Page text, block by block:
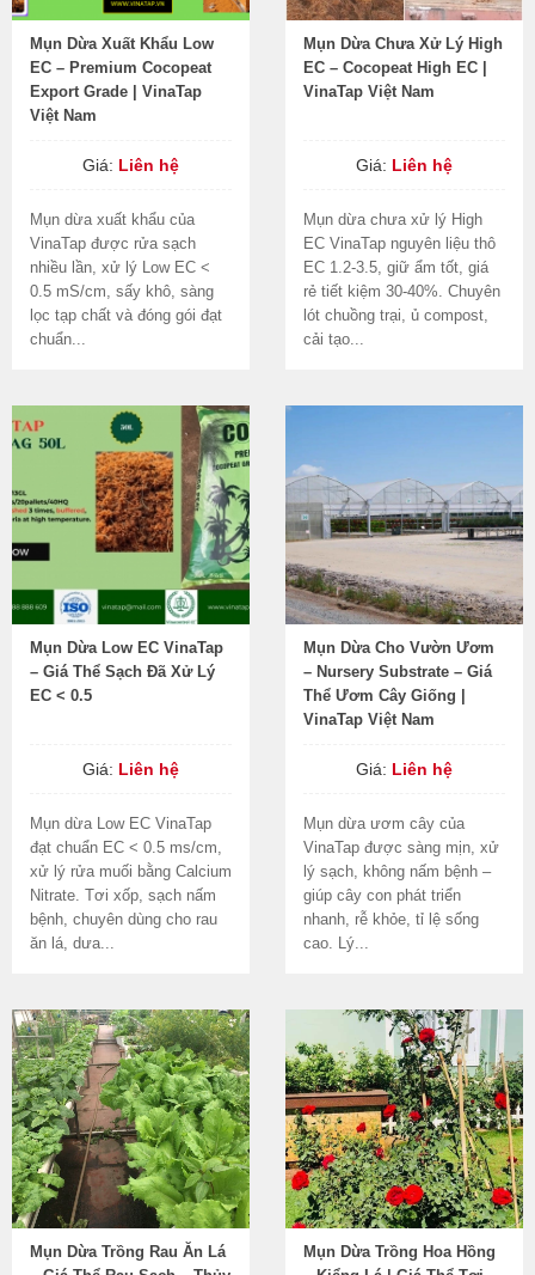
Mụn Dừa Xuất Khẩu Low
EC – Premium Cocopeat
Export Grade | VinaTap
Việt Nam
Giá: Liên hệ
Mụn dừa xuất khẩu của
VinaTap được rửa sạch
nhiều lần, xử lý Low EC <
0.5 mS/cm, sấy khô, sàng
lọc tạp chất và đóng gói đạt
chuẩn...
Mụn Dừa Chưa Xử Lý High
EC – Cocopeat High EC |
VinaTap Việt Nam
Giá: Liên hệ
Mụn dừa chưa xử lý High
EC VinaTap nguyên liệu thô
EC 1.2-3.5, giữ ẩm tốt, giá
rẻ tiết kiệm 30-40%. Chuyên
lót chuồng trại, ủ compost,
cải tạo...
Mụn Dừa Low EC VinaTap
– Giá Thể Sạch Đã Xử Lý
EC < 0.5
Giá: Liên hệ
Mụn dừa Low EC VinaTap
đạt chuẩn EC < 0.5 ms/cm,
xử lý rửa muối bằng Calcium
Nitrate. Tơi xốp, sạch nấm
bệnh, chuyên dùng cho rau
ăn lá, dưa...
Mụn Dừa Cho Vườn Ươm
– Nursery Substrate – Giá
Thể Ươm Cây Giống |
VinaTap Việt Nam
Giá: Liên hệ
Mụn dừa ươm cây của
VinaTap được sàng mịn, xử
lý sạch, không nấm bệnh –
giúp cây con phát triển
nhanh, rễ khỏe, tỉ lệ sống
cao. Lý...
Mụn Dừa Trồng Rau Ăn Lá
Mụn Dừa Trồng Hoa Hồng